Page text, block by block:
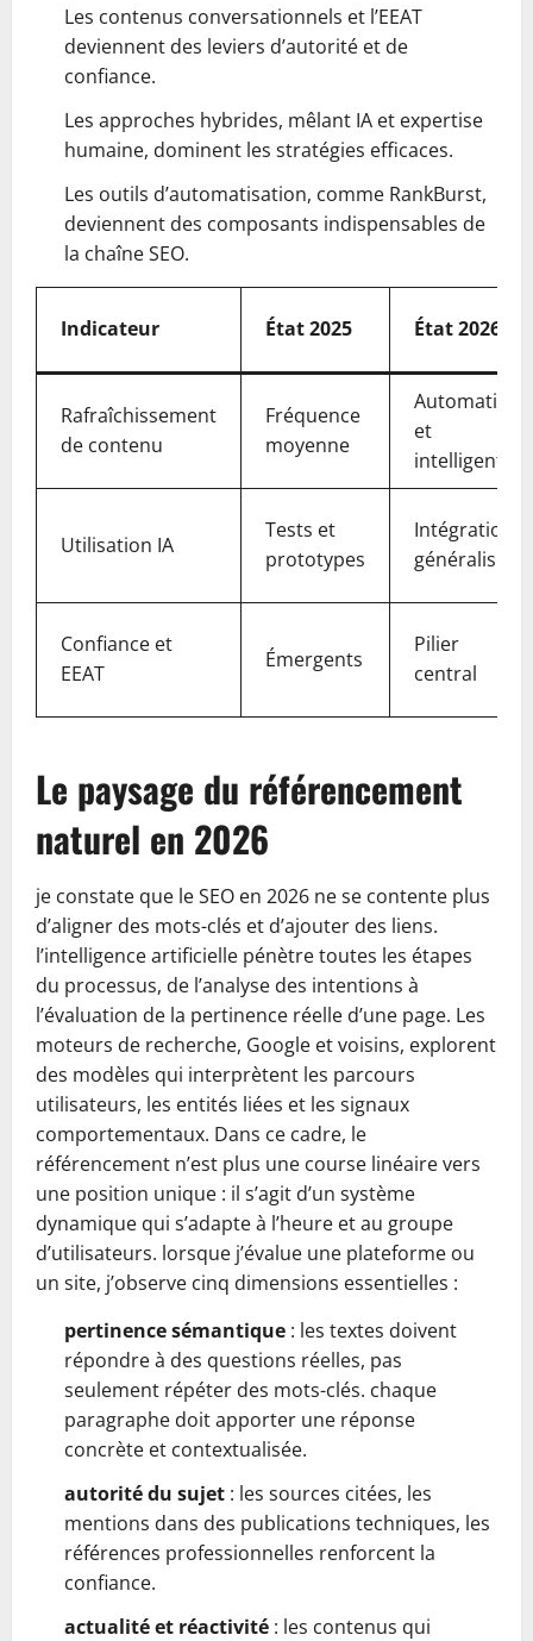
Les contenus conversationnels et l’EEAT
deviennent des leviers d’autorité et de
confiance.
Les approches hybrides, mêlant IA et expertise
humaine, dominent les stratégies efficaces.
Les outils d’automatisation, comme RankBurst,
deviennent des composants indispensables de
la chaîne SEO.
Indicateur État 2025 État 2026
Rafraîchissement
de contenu
Fréquence
moyenne
Automatisé
et
intelligent
Utilisation IA
Tests et
prototypes
Intégration
généralisée
Confiance et
EEAT
Émergents
Pilier
central
Le paysage du référencement
naturel en 2026
je constate que le SEO en 2026 ne se contente plus
d’aligner des mots-clés et d’ajouter des liens.
l’intelligence artificielle pénètre toutes les étapes
du processus, de l’analyse des intentions à
l’évaluation de la pertinence réelle d’une page. Les
moteurs de recherche, Google et voisins, explorent
des modèles qui interprètent les parcours
utilisateurs, les entités liées et les signaux
comportementaux. Dans ce cadre, le
référencement n’est plus une course linéaire vers
une position unique : il s’agit d’un système
dynamique qui s’adapte à l’heure et au groupe
d’utilisateurs. lorsque j’évalue une plateforme ou
un site, j’observe cinq dimensions essentielles :
pertinence sémantique : les textes doivent
répondre à des questions réelles, pas
seulement répéter des mots-clés. chaque
paragraphe doit apporter une réponse
concrète et contextualisée.
autorité du sujet : les sources citées, les
mentions dans des publications techniques, les
références professionnelles renforcent la
confiance.
actualité et réactivité : les contenus qui